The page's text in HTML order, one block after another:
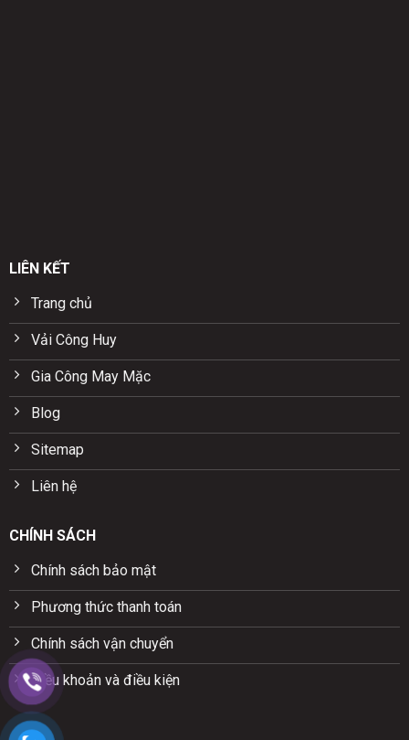
LIÊN KẾT
Trang chủ
Vải Công Huy
Gia Công May Mặc
Blog
Sitemap
Liên hệ
CHÍNH SÁCH
Chính sách bảo mật
Phương thức thanh toán
Chính sách vận chuyển
Điều khoản và điều kiện